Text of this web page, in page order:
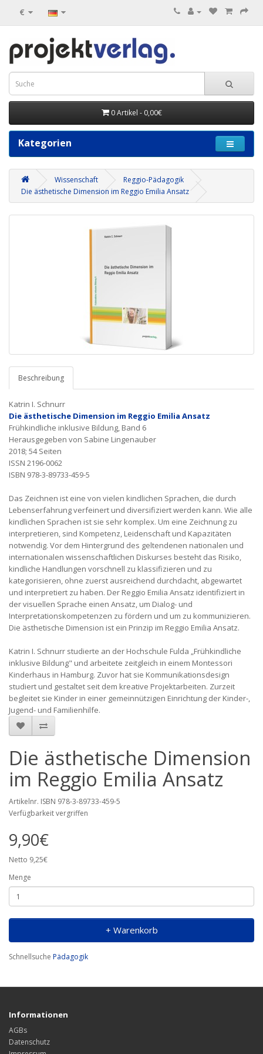
€
0 Artikel - 0,00€
Kategorien
Wissenschaft
Reggio-Pädagogik
Die ästhetische Dimension im Reggio Emilia Ansatz
Beschreibung
Katrin I. Schnurr
Die ästhetische Dimension im Reggio Emilia Ansatz
Frühkindliche inklusive Bildung, Band 6
Herausgegeben von Sabine Lingenauber
2018; 54 Seiten
ISSN 2196-0062
ISBN 978-3-89733-459-5
Das Zeichnen ist eine von vielen kindlichen Sprachen, die durch
Lebenserfahrung verfeinert und diversifiziert werden kann. Wie alle
kindlichen Sprachen ist sie sehr komplex. Um eine Zeichnung zu
interpretieren, sind Kompetenz, Leidenschaft und Kapazitäten
notwendig. Vor dem Hintergrund des geltendenen nationalen und
internationalen wissenschaftlichen Diskurses besteht das Risiko,
kindliche Handlungen vorschnell zu klassifizieren und zu
kategorisieren, ohne zuerst ausreichend durchdacht, abgewartet
und interpretiert zu haben. Der Reggio Emilia Ansatz identifiziert in
der visuellen Sprache einen Ansatz, um Dialog- und
Interpretationskompetenzen zu fördern und um zu kommunizieren.
Die ästhetische Dimension ist ein Prinzip im Reggio Emilia Ansatz.
Katrin I. Schnurr studierte an der Hochschule Fulda „Frühkindliche
inklusive Bildung" und arbeitete zeitgleich in einem Montessori
Kinderhaus in Hamburg. Zuvor hat sie Kommunikationsdesign
studiert und gestaltet seit dem kreative Projektarbeiten. Zurzeit
begleitet sie Kinder in einer gemeinnützigen Einrichtung der Kinder-,
Jugend- und Familienhilfe.
Die ästhetische Dimension
im Reggio Emilia Ansatz
Artikelnr. ISBN 978-3-89733-459-5
Verfügbarkeit vergriffen
9,90€
Netto 9,25€
Menge
+ Warenkorb
Schnellsuche Pädagogik
Informationen
AGBs
Datenschutz